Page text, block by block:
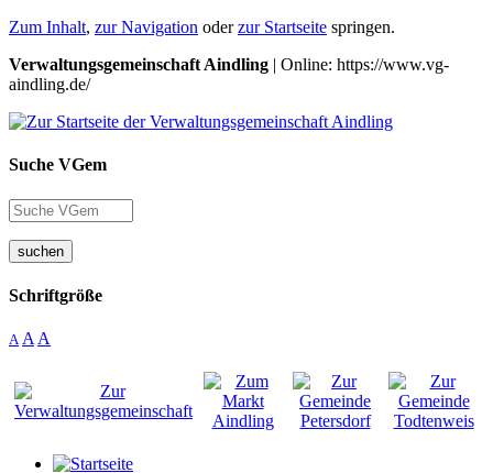
Zum Inhalt, zur Navigation oderzur Startseite springen.
Verwaltungsgemeinschaft Aindling | Online: https://www.vg-
aindling.de/
Suche VGem
suchen
Schriftgröße
A A A